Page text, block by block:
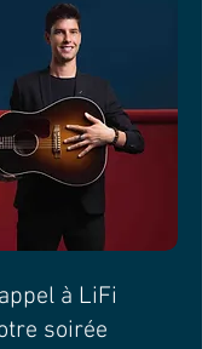
à LiFi
soirée